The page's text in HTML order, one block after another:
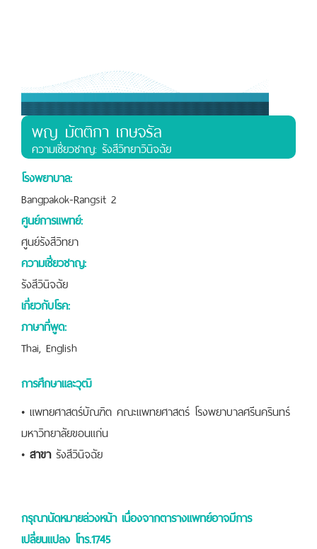
พญ มัตติกา เกษจรัล
ความเชี่ยวชาญ: รังสีวิทยาวินิจฉัย
โรงพยาบาล:
Bangpakok-Rangsit 2
ศูนย์การแพทย์:
ศูนย์รังสีวิทยา
ความเชี่ยวชาญ:
รังสีวินิจฉัย
เกี่ยวกับโรค:
ภาษาที่พูด:
Thai, English
การศึกษาและวุฒิ
• แพทยศาสตร์บัณฑิต คณะแพทยศาสตร์ โรงพยาบาลศรีนครินทร์
มหาวิทยาลัยขอนแก่น
• สาขารังสีวินิจฉัย
กรุณานัดหมายล่วงหน้า เนื่องจากตารางแพทย์อาจมีการ
เปลี่ยนแปลง โทร.1745